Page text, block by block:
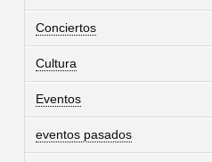
Conciertos
Cultura
Eventos
eventos pasados